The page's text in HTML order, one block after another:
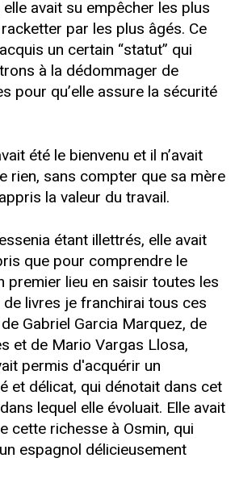
avait su empêcher les plus
par les plus âgés. Ce
un certain “statut” qui
à la dédommager de
pour qu’elle assure la sécurité
été le bienvenu et il n’avait
rien, sans compter que sa mère
la valeur du travail.
étant illettrés, elle avait
que pour comprendre le
premier lieu en saisir toutes les
livres je franchirai tous ces
Gabriel Garcia Marquez, de
et de Mario Vargas Llosa,
permis d'acquérir un
et délicat, qui dénotait dans cet
lequel elle évoluait. Elle avait
cette richesse à Osmin, qui
espagnol délicieusement